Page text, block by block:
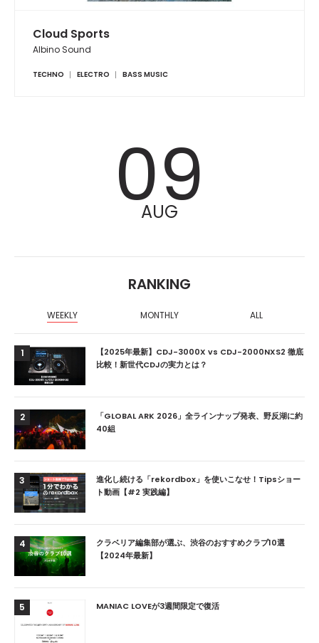
Cloud Sports
Albino Sound
TECHNO ELECTRO BASS MUSIC
09
AUG
RANKING
WEEKLY MONTHLY ALL
1
【2025年最新】CDJ-3000X vs CDJ-2000NXS2 徹底
比較！新世代CDJの実力とは？
2
「GLOBAL ARK 2026」全ラインナップ発表、野反湖に約
40組
3
進化し続ける「rekordbox」を使いこなせ！Tipsショー
ト動画【#2 実践編】
4
クラベリア編集部が選ぶ、渋谷のおすすめクラブ10選
【2024年最新】
5 MANIAC LOVEが3週間限定で復活